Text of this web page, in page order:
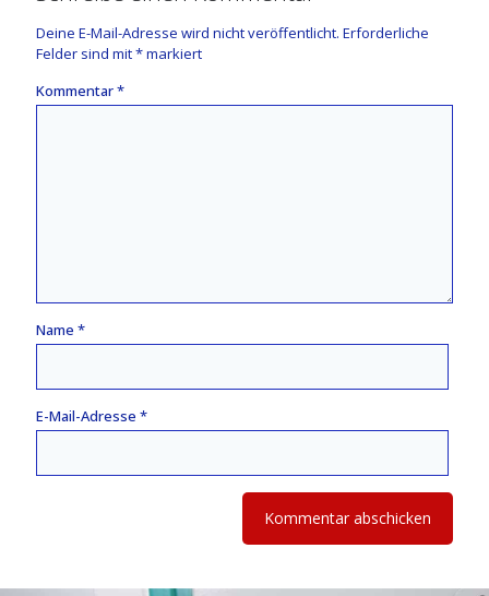
Deine E-Mail-Adresse wird nicht veröffentlicht. Erforderliche
Felder sind mit*markiert
Kommentar*
Name *
E-Mail-Adresse *